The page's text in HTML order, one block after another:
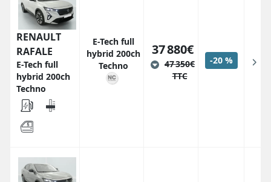
RENAULT
RAFALE
E-Tech full
hybrid 200ch
Techno
E-Tech full
hybrid 200ch
Techno
37 880€
47 350€
TTC
-20 %